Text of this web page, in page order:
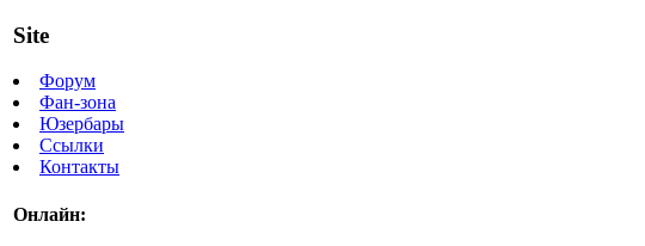
Site
Форум
Фан-зона
Юзербары
Ссылки
Контакты
Онлайн: